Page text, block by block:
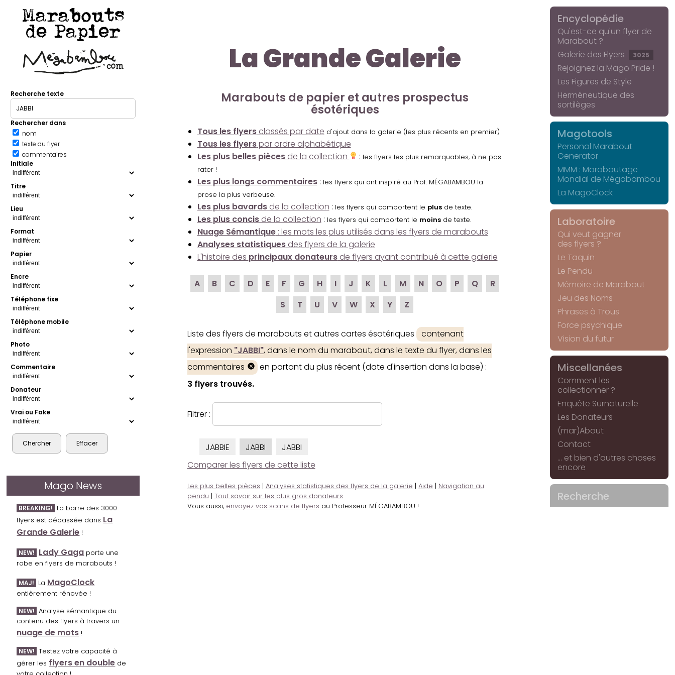
Marabouts
de Papier
Recherche texte
Rechercher dans
nom
texte du flyer
commentaires
Initiale
Titre
Lieu
Format
Papier
Encre
Téléphone fixe
Téléphone mobile
Photo
Commentaire
Donateur
Vrai ou Fake
Mago News
BREAKING! La barre des 3000
flyers est dépassée dans La
Grande Galerie !
NEW! Lady Gaga porte une
robe en flyers de marabouts !
MAJ! La MagoClock
entièrement rénovée !
NEW! Analyse sémantique du
contenu des flyers à travers un
nuage de mots !
NEW! Testez votre capacité à
gérer les flyers en double de
La Grande Galerie
Marabouts de papier et autres prospectus
ésotériques
Tous les flyersclassés par date d'ajout dans la galerie (les plus récents en premier)
Tous les flyerspar ordre alphabétique
Les plus belles piècesde la collection : les flyers les plus remarquables, à ne pas
rater !
Les plus longs commentaires: les flyers qui ont inspiré au Prof. MÉGABAMBOU la
prose la plus verbeuse.
Les plus bavardsde la collection : les flyers qui comportent le plusde texte.
Les plus concisde la collection : les flyers qui comportent le moinsde texte.
Nuage Sémantique: les mots les plus utilisés dans les flyers de marabouts
Analyses statistiquesdes flyers de la galerie
L'histoire des principaux donateursde flyers ayant contribué à cette galerie
A B C D E F G H I J K L M N O P Q
R
S
T U V W X Y Z
Liste des flyers de marabouts et autres cartes ésotériques
contenant
l'expression "JABBI", dans le nom du marabout, dans le texte du flyer, dans les
commentaires
en partant du plus récent (date d'insertion dans la base) :
3 flyers trouvés.
Filtrer :
JABBIE JABBI
JABBI
Comparer les flyers de cette liste
Les plus belles pièces | Analyses statistiques des flyers de la galerie | Aide | Navigation au
pendu | Tout savoir sur les plus gros donateurs
Vous aussi, envoyez vos scans de flyers au Professeur MÉGABAMBOU !
Encyclopédie
Qu'est-ce qu'un flyer de
Marabout ?
Galerie des Flyers
3025
Rejoignez la Mago Pride !
Les Figures de Style
Herméneutique des
sortilèges
Magotools
Personal Marabout
Generator
MMM : Maraboutage
Mondial de Mégabambou
La MagoClock
Laboratoire
Qui veut gagner
des flyers ?
Le Taquin
Le Pendu
Mémoire de Marabout
Jeu des Noms
Phrases à Trous
Force psychique
Vision du futur
Miscellanées
Comment les
collectionner ?
Enquête Surnaturelle
Les Donateurs
(mar)About
Contact
... et bien d'autres choses
encore
Recherche